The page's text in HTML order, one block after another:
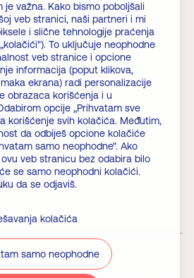
VESTI
ČLANSTVO
FAQ
Play Store
je važna. Kako bismo poboljšali
veb stranici, naši partneri i mi
i slične tehnologije praćenja
To uključuje neophodne
veb stranice i opcione
informacija (poput klikova,
ekrana) radi personalizacije
obrazaca korišćenja i u
opcije „Prihvatam sve
korišćenje svih kolačića. Međutim,
da odbiješ opcione kolačiće
samo neophodne". Ako
veb stranicu bez odabira bilo
se samo neophodni kolačići.
da se odjaviš.
samo neophodne
kolačića